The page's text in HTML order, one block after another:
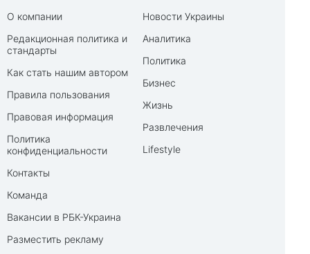
О компании
Редакционная политика и
стандарты
Как стать нашим автором
Правила пользования
Правовая информация
Политика
конфиденциальности
Контакты
Команда
Вакансии в РБК-Украина
Разместить рекламу
Новости Украины
Аналитика
Политика
Бизнес
Жизнь
Развлечения
Lifestyle